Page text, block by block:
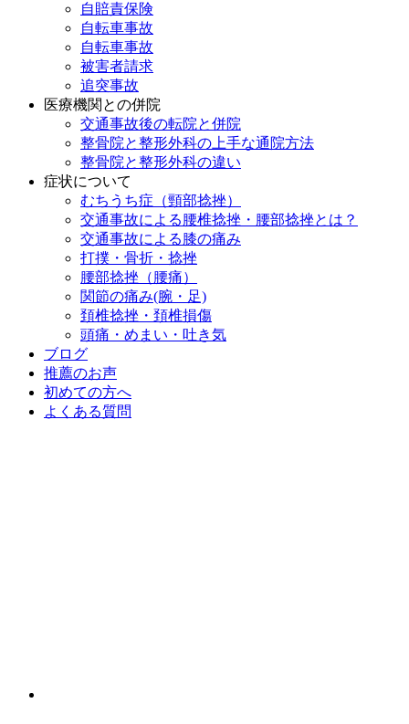
自賠責保険
自転車事故
自転車事故
被害者請求
追突事故
医療機関との併院
交通事故後の転院と併院
整骨院と整形外科の上手な通院方法
整骨院と整形外科の違い
症状について
むちうち症（頸部捻挫）
交通事故による腰椎捻挫・腰部捻挫とは？
交通事故による膝の痛み
打撲・骨折・捻挫
腰部捻挫（腰痛）
関節の痛み(腕・足)
頚椎捻挫・頚椎損傷
頭痛・めまい・吐き気
ブログ
推薦のお声
初めての方へ
よくある質問